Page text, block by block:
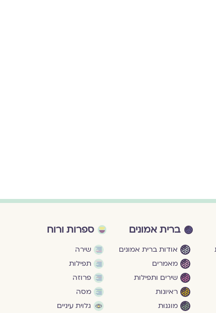
ברית אמונים
אודות ברית אמונים
מאמרים
שירים ותפילות
ראיונות
מוגנוּת
ספרות ורוח
שירה
תפילות
פרוזה
מסה
גלוית עיניים